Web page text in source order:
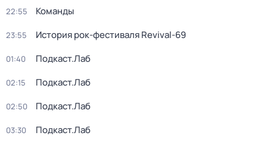
22:55 Команды
23:55 История рок-фестиваля Revival-69
01:40 Подкаст.Лаб
02:15 Подкаст.Лаб
02:50 Подкаст.Лаб
03:30 Подкаст.Лаб